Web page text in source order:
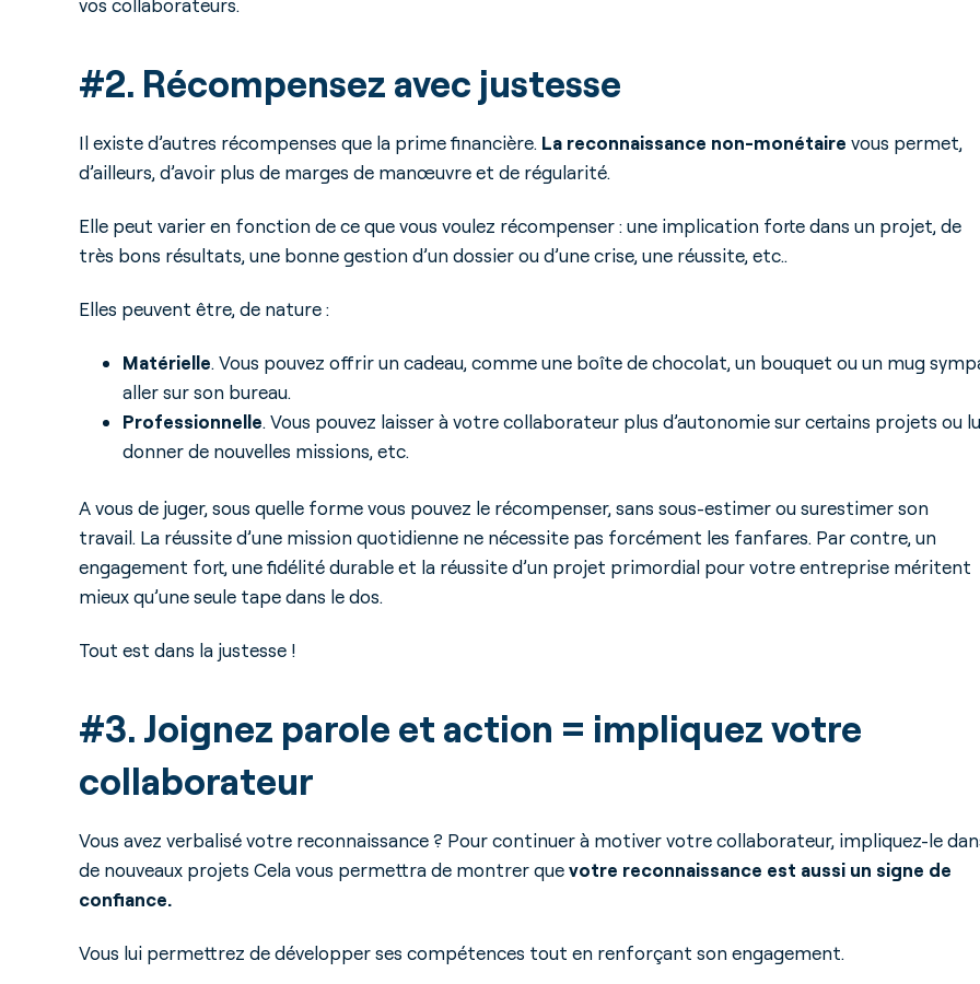
vos collaborateurs.
#2. Récompensez avec justesse
Il existe d’autres récompenses que la prime financière. La reconnaissance non-monétaire vous permet,
d’ailleurs, d’avoir plus de marges de manœuvre et de régularité.
Elle peut varier en fonction de ce que vous voulez récompenser : une implication forte dans un projet, de
très bons résultats, une bonne gestion d’un dossier ou d’une crise, une réussite, etc..
Elles peuvent être, de nature :
Matérielle. Vous pouvez offrir un cadeau, comme une boîte de chocolat, un bouquet ou un mug
aller sur son bureau.
Professionnelle. Vous pouvez laisser à votre collaborateur plus d’autonomie sur certains projets ou
donner de nouvelles missions, etc.
A vous de juger, sous quelle forme vous pouvez le récompenser, sans sous-estimer ou surestimer son
travail. La réussite d’une mission quotidienne ne nécessite pas forcément les fanfares. Par contre, un
engagement fort, une fidélité durable et la réussite d’un projet primordial pour votre entreprise méritent
mieux qu’une seule tape dans le dos.
Tout est dans la justesse !
#3. Joignez parole et action = impliquez votre
collaborateur
Vous avez verbalisé votre reconnaissance ? Pour continuer à motiver votre collaborateur, impliquez-le
de nouveaux projets Cela vous permettra de montrer quevotre reconnaissance est aussi un signe de
confiance.
Vous lui permettrez de développer ses compétences tout en renforçant son engagement.